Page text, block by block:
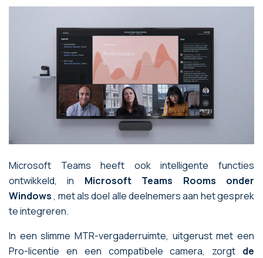
Microsoft Teams heeft ook intelligente functies
ontwikkeld, in Microsoft Teams Rooms onder
Windows, met als doel alle deelnemers aan het gesprek
te integreren.
In een slimme MTR-vergaderruimte, uitgerust met een
Pro-licentie en een compatibele camera, zorgt de